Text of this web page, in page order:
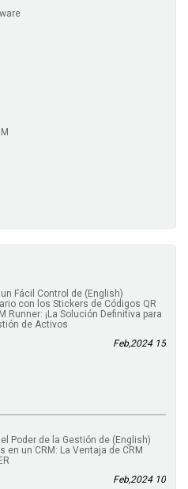
Obtén un Fácil Control de
con los Stickers de Códigos QR
Runner: ¡La Solución Definitiva para
de Activos!
15 Feb,2024
Libera el Poder de la Gestión de
en un CRM: La Ventaja de CRM
10 Feb,2024